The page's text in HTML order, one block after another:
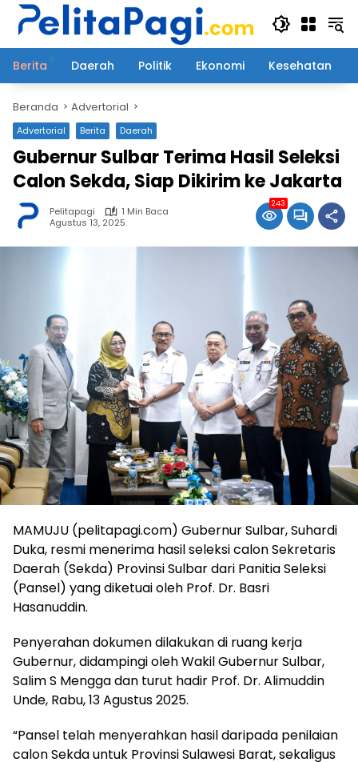
Langsung
Berita
Daerah Politik Ekonomi Kesehatan
Beranda Advertorial
Advertorial Berita Daerah
Gubernur Sulbar Terima Hasil Seleksi
Calon Sekda, Siap Dikirim ke Jakarta
Pelitapagi
1 Min Baca
Agustus 13, 2025
243
MAMUJU (pelitapagi.com) Gubernur Sulbar, Suhardi
Duka, resmi menerima hasil seleksi calon Sekretaris
Daerah (Sekda) Provinsi Sulbar dari Panitia Seleksi
(Pansel) yang diketuai oleh Prof. Dr. Basri
Hasanuddin.
Penyerahan dokumen dilakukan di ruang kerja
Gubernur, didampingi oleh Wakil Gubernur Sulbar,
Salim S Mengga dan turut hadir Prof. Dr. Alimuddin
Unde, Rabu, 13 Agustus 2025.
“Pansel telah menyerahkan hasil daripada penilaian
calon Sekda untuk Provinsi Sulawesi Barat, sekaligus